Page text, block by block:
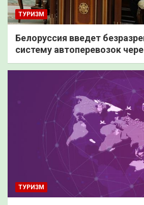
ТУРИЗМ
Белоруссия введет
систему автоперевозок
ТУРИЗМ